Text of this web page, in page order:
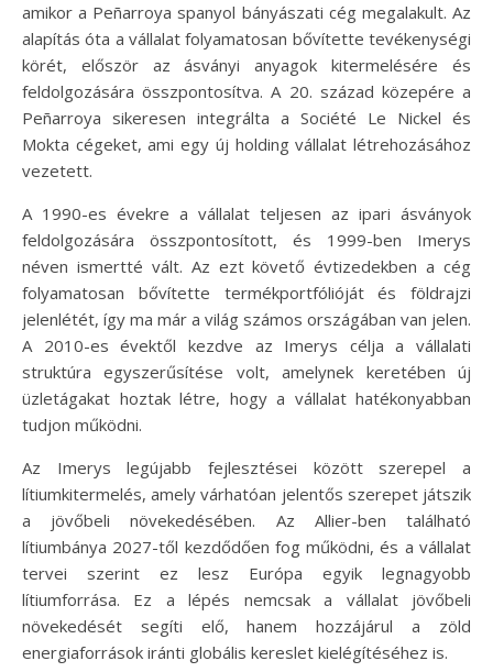
amikor a Peñarroya spanyol bányászati cég megalakult. Az
alapítás óta a vállalat folyamatosan bővítette tevékenységi
körét, először az ásványi anyagok kitermelésére és
feldolgozására összpontosítva. A 20. század közepére a
Peñarroya sikeresen integrálta a Société Le Nickel és
Mokta cégeket, ami egy új holding vállalat létrehozásához
vezetett.
A 1990-es évekre a vállalat teljesen az ipari ásványok
feldolgozására összpontosított, és 1999-ben Imerys
néven ismertté vált. Az ezt követő évtizedekben a cég
folyamatosan bővítette termékportfólióját és földrajzi
jelenlétét, így ma már a világ számos országában van jelen.
A 2010-es évektől kezdve az Imerys célja a vállalati
struktúra egyszerűsítése volt, amelynek keretében új
üzletágakat hoztak létre, hogy a vállalat hatékonyabban
tudjon működni.
Az Imerys legújabb fejlesztései között szerepel a
lítiumkitermelés, amely várhatóan jelentős szerepet játszik
a jövőbeli növekedésében. Az Allier-ben található
lítiumbánya 2027-től kezdődően fog működni, és a vállalat
tervei szerint ez lesz Európa egyik legnagyobb
lítiumforrása. Ez a lépés nemcsak a vállalat jövőbeli
növekedését segíti elő, hanem hozzájárul a zöld
energiaforrások iránti globális kereslet kielégítéséhez is.